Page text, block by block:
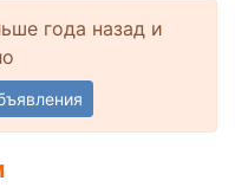
года назад и